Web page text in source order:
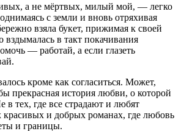
а не мёртвых, милый мой, — легко
с земли и вновь отряхивая
взяла букет, прижимая к своей
вздымалась в такт покачивания
— работай, а если глазеть
кроме как согласиться. Может,
прекрасная история любви, о которой
в тех, где все страдают и любят
красивых и добрых романах, где любовь
и границы.